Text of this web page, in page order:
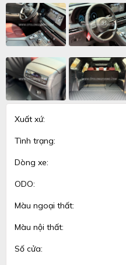
Xuất xứ:
Tình trạng:
Dòng xe:
ODO:
Màu ngoại thất:
Màu nội thất:
Số cửa: